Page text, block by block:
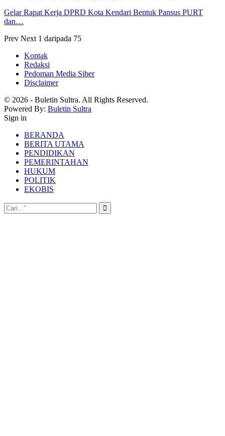
Gelar Rapat Kerja DPRD Kota Kendari Bentuk Pansus PURT
dan…
Prev Next 1 daripada 75
Kontak
Redaksi
Pedoman Media Siber
Disclaimer
© 2026 - Buletin Sultra. All Rights Reserved.
Powered By: Buletin Sultra
Sign in
BERANDA
BERITA UTAMA
PENDIDIKAN
PEMERINTAHAN
HUKUM
POLITIK
EKOBIS